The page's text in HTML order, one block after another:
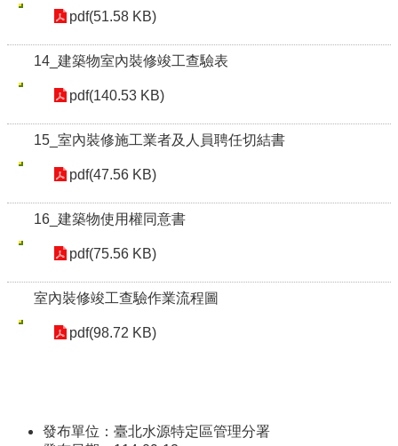
pdf(51.58 KB)
14_建築物室內裝修竣工查驗表
pdf(140.53 KB)
15_室內裝修施工業者及人員聘任切結書
pdf(47.56 KB)
16_建築物使用權同意書
pdf(75.56 KB)
室內裝修竣工查驗作業流程圖
pdf(98.72 KB)
發布單位：臺北水源特定區管理分署